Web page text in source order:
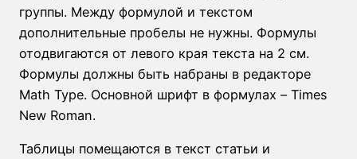
группы. Между формулой и текстом
дополнительные пробелы не нужны. Формулы
отодвигаются от левого края текста на 2 см.
Формулы должны быть набраны в редакторе
Math Type. Основной шрифт в формулах – Times
New Roman.
Таблицы помещаются в текст статьи и